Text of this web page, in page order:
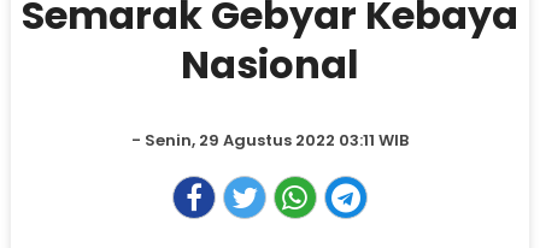
Semarak Gebyar Kebaya
Nasional
- Senin, 29 Agustus 2022 03:11 WIB